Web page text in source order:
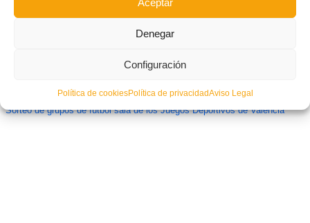
Denegar
Configuración
Política de cookiesPolítica de privacidadAviso Legal
Sorteo de grupos de fútbol sala de los Juegos Deportivos de València